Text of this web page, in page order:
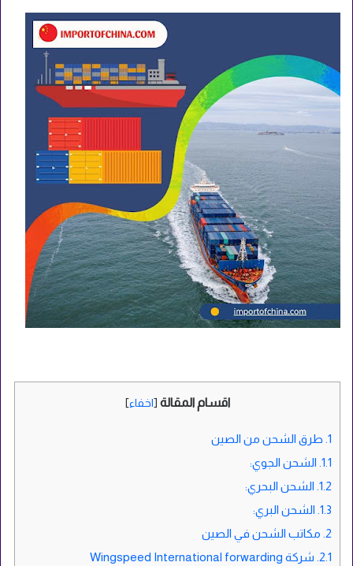
اقسام المقالة [اخفاء]
1. طرق الشحن من الصين
1.1. الشحن الجوي:
1.2. الشحن البحري:
1.3. الشحن البري:
2. مكاتب الشحن في الصين
2.1. شركة Wingspeed International forwarding